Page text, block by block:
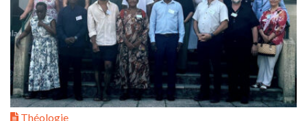
Théologie